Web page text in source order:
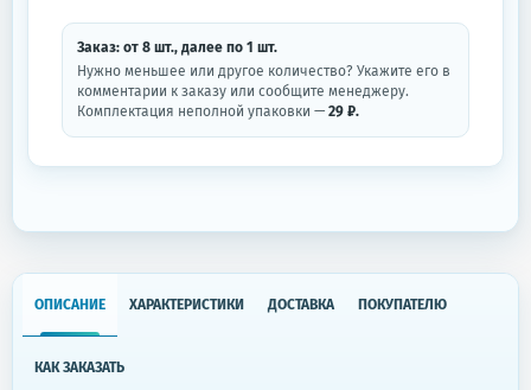
Заказ: от 8 шт., далее по 1 шт.
Нужно меньшее или другое количество? Укажите его в
комментарии к заказу или сообщите менеджеру.
Комплектация неполной упаковки — 29 ₽.
ОПИСАНИЕ ХАРАКТЕРИСТИКИ ДОСТАВКА ПОКУПАТЕЛЮ
КАК ЗАКАЗАТЬ